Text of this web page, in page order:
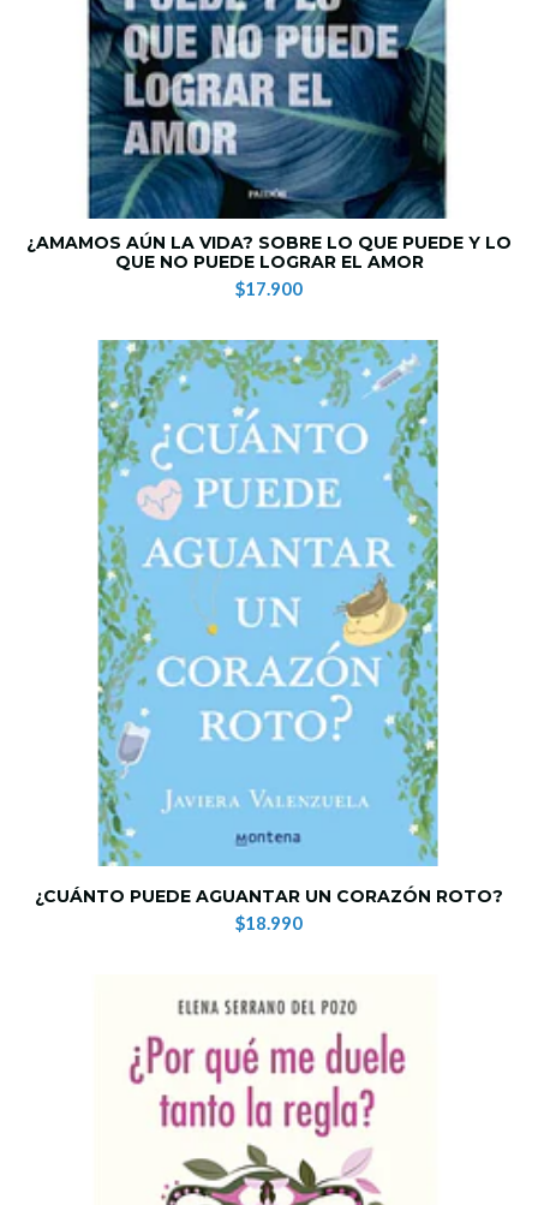
¿AMAMOS AÚN LA VIDA? SOBRE LO QUE PUEDE Y LO
QUE NO PUEDE LOGRAR EL AMOR
$17.900
¿CUÁNTO PUEDE AGUANTAR UN CORAZÓN ROTO?
$18.990